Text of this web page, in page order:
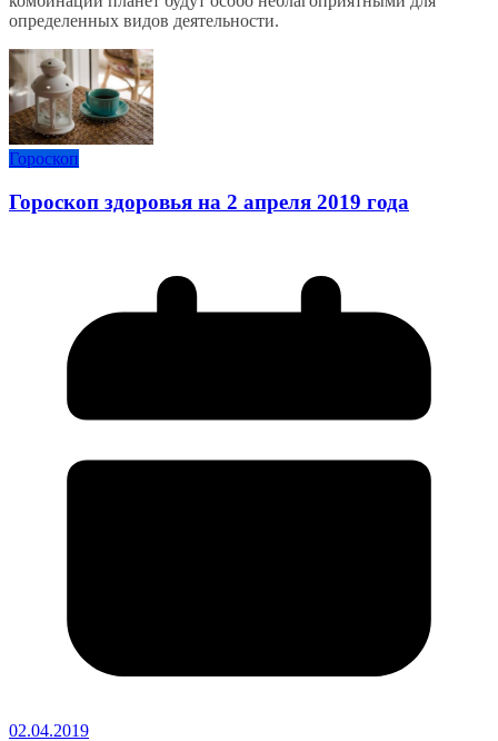
определенных видов деятельности.
Гороскоп
Гороскоп здоровья на 2 апреля 2019 года
02.04.2019